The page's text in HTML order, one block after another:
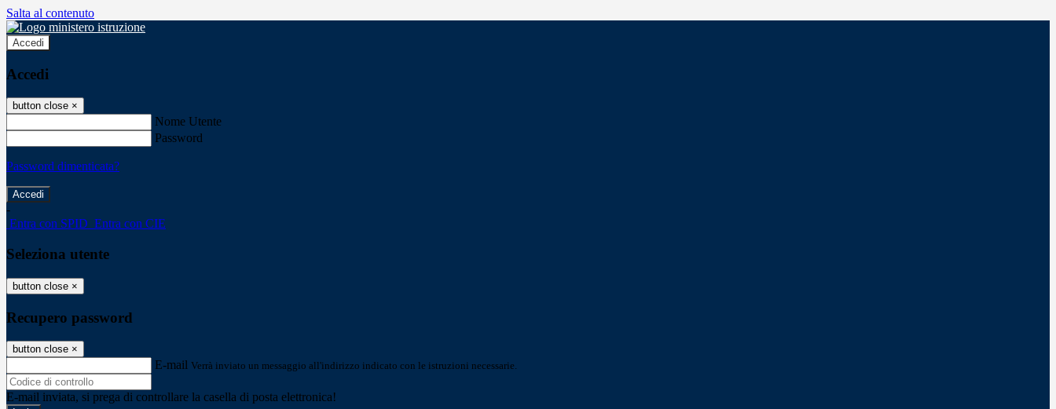
Salta al contenuto
Accedi
Accedi
button close ×
Nome Utente
Password
Password dimenticata?
-
Entra con SPID Entra con CIE
Seleziona utente
button close ×
Recupero password
button close ×
E-mail Verrà inviato un messaggio all'indirizzo indicato con le istruzioni necessarie.
E-mail inviata, si prega di controllare la casella di posta elettronica!